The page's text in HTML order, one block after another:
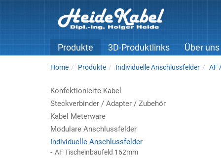
Produkte 3D-Produktlinks Über uns
Home Produkte Individuelle Anschlussfelder AF
Konfektionierte Kabel
Steckverbinder / Adapter / Zubehör
Kabel Meterware
Modulare Anschlussfelder
Individuelle Anschlussfelder
AF Tischeinbaufeld 162mm